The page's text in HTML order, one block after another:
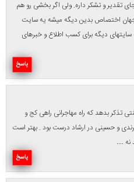
پیدا میشوند که دست به انتقاد میزنند اخه
اقای روحانی اشتباه کردند اقای ظریف
اشتباهی حرف میزنند پس شما بیایید این
را انجام دهید وقتی مملکت بزرگ دارد ان
پشت دولت و وزیرخارجه عزیزما هستند شما
شما باشد این ملت باید باهمه قهر کنند وسر
مرد عزیز کجای این دنیا کجای این قران
پیغمبر عزیز ما همیشه نصیحت کرده با همه
تمامش کنید یک مقدار حمایت از دولت